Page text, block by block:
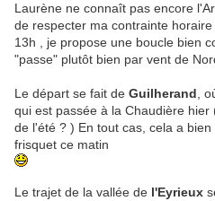
Laurène ne connaît pas encore
de respecter ma contrainte
13h , je propose une boucle bien
"passe" plutôt bien par vent de
Le départ se fait de Guilherand ,
qui est passée à la Chaudière
de l'été ? ) En tout cas, cela a
frisquet ce matin
Le trajet de la vallée de l'Eyrieux